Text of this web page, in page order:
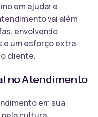
em ajudar e
vai além
envolvendo
e um esforço extra
cliente.
no Atendimento
em sua
pela cultura